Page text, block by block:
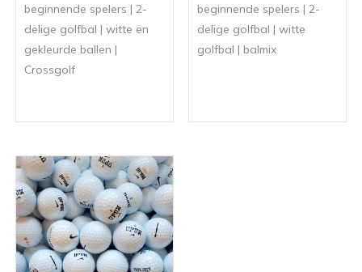
beginnende spelers | 2-
delige golfbal | witte en
gekleurde ballen |
Crossgolf
beginnende spelers | 2-
delige golfbal | witte
golfbal | balmix